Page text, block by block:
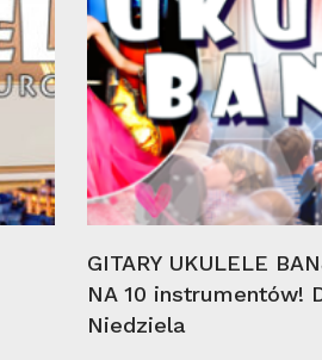
GITARY UKULELE
NA 10 instrumentów!
Niedziela